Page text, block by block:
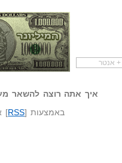
המיליונר שיווק שותפיםאיך אתה רוצה להשאר
באמצעות [RSS
]